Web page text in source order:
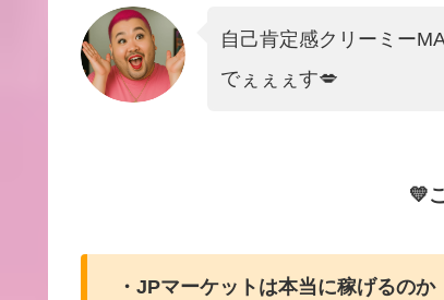
自己肯定感クリーミー
でぇぇぇす💋
💛
・JPマーケットは本当に稼げるのか